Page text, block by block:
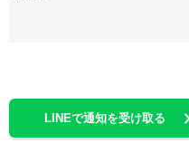
LINEで通知を受け取る